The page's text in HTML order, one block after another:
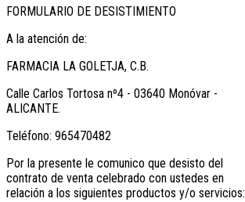
FORMULARIO DE DESISTIMIENTO
A la atención de:
FARMACIA LA GOLETJA, C.B.
Calle Carlos Tortosa nº4 - 03640 Monóvar -
ALICANTE.
Teléfono: 965470482
Por la presente le comunico que desisto del
contrato de venta celebrado con ustedes en
relación a los siguientes productos y/o servicios: